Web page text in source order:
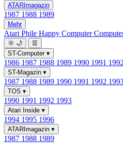
ATARImagazin
1987 1988 1989
Mehr
Atari Phile Happy Computer
🌞 🌙
☰
ST-Computer ▾
1986 1987 1988 1989 1990 1991 1992
ST-Magazin ▾
1987 1988 1989 1990 1991 1992
TOS ▾
1990 1991 1992 1993
Atari Inside ▾
1994 1995 1996
ATARImagazin ▾
1987 1988 1989